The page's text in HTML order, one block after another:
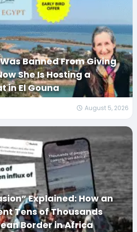
Banned From Giving
She Is Hosting a
in El Gouna
August 5, 2026
Explained: How an
Tens of Thousands
Border in Africa